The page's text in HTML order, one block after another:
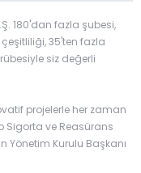
180'dan fazla şubesi,
35'ten fazla
siz değerli
projelerle her zaman
Sigorta ve Reasürans
Yönetim Kurulu Başkanı